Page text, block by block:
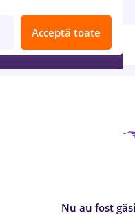
Relevanță
Nu au fost
Acceptă toate